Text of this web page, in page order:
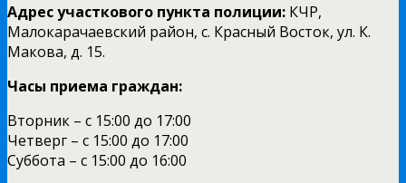
Адрес участкового пункта полиции: КЧР,
Малокарачаевский район, с. Красный Восток, ул. К.
Макова, д. 15.
Часы приема граждан:
Вторник – с 15:00 до 17:00
Четверг – с 15:00 до 17:00
Суббота – с 15:00 до 16:00